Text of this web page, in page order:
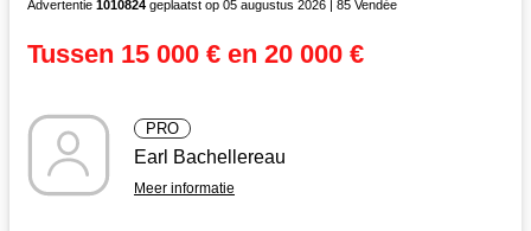
Advertentie 1010824 geplaatst op 05 augustus 2026 | 85 Vendée
Tussen 15 000 € en 20 000 €
PRO
Earl Bachellereau
Meer informatie